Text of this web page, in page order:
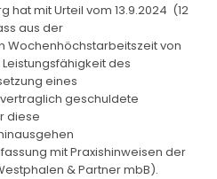
hat mit Urteil vom 13.9.2024 (12
aus der
Wochenhöchstarbeitszeit von
des
eines
geschuldete
diese
mit Praxishinweisen der
& Partner mbB).